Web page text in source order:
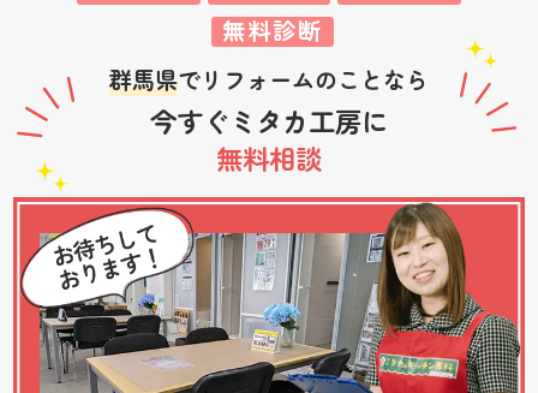
無料診断
群馬県でリフォームのことなら
今すぐミタカ工房に
無料相談